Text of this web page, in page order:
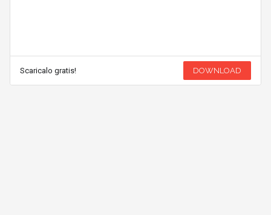
Scaricalo gratis! DOWNLOAD